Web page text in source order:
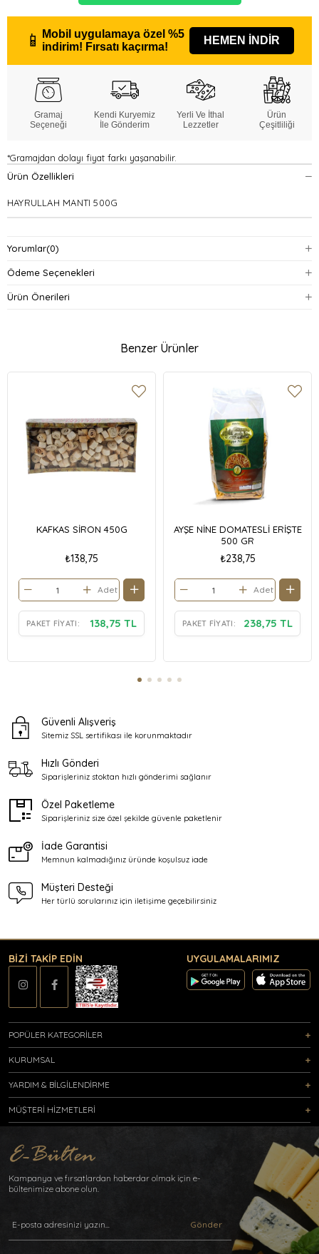
📱 Mobil uygulamaya özel %5
indirim! Fırsatı kaçırma!
HEMEN İNDİR
Gramaj
Seçeneği
Kendi Kuryemiz
İle Gönderim
Yerli Ve İthal
Lezzetler
Ürün
Çeşitliliği
*Gramajdan dolayı fiyat farkı yaşanabilir.
Ürün Özellikleri
HAYRULLAH MANTI 500G
Yorumlar(0)
Ödeme Seçenekleri
Ürün Önerileri
Benzer Ürünler
KAFKAS SİRON 450G
₺138,75
Adet
PAKET FIYATI: 138,75 TL
AYŞE NİNE DOMATESLİ ERİŞTE
500 GR
₺238,75
Adet
PAKET FIYATI: 238,75 TL
Güvenli Alışveriş
Sitemiz SSL sertifikası ile korunmaktadır
Hızlı Gönderi
Siparişleriniz stoktan hızlı gönderimi sağlanır
Özel Paketleme
Siparişleriniz size özel şekilde güvenle paketlenir
İade Garantisi
Memnun kalmadığınız üründe koşulsuz iade
Müşteri Desteği
Her türlü sorularınız için iletişime geçebilirsiniz
BİZİ TAKİP EDİN UYGULAMALARIMIZ
POPÜLER KATEGORİLER
KURUMSAL
YARDIM & BİLGİLENDİRME
MÜŞTERİ HİZMETLERİ
Kampanya ve fırsatlardan haberdar olmak için e-
bültenimize abone olun.
Gönder